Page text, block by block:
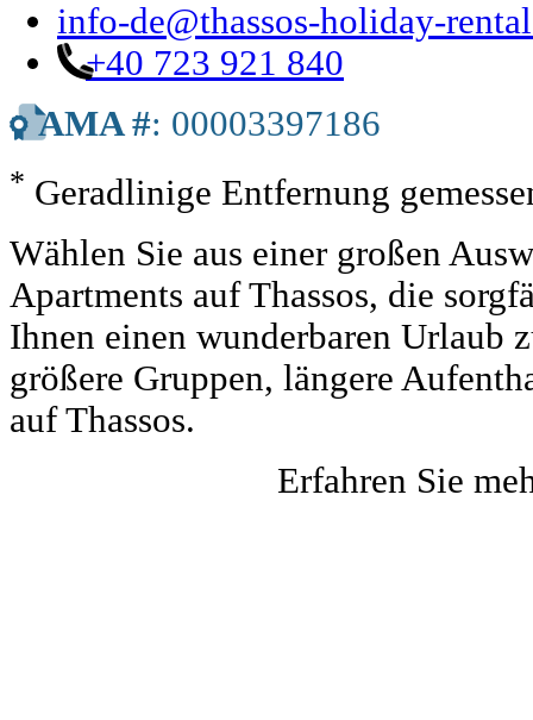
info-de@thassos-holiday-
+40 723 921 840
AMA #: 00003397186
* Geradlinige Entfernung
Wählen Sie aus einer großen
Apartments auf Thassos, die
Ihnen einen wunderbaren Urlaub
größere Gruppen, längere
auf Thassos.
Erfahren Sie